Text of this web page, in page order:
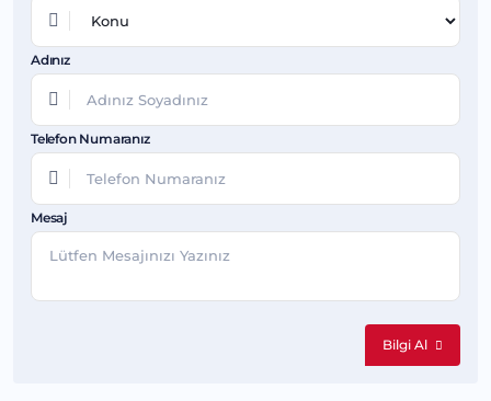
Adınız
Telefon Numaranız
Mesaj
Bilgi Al